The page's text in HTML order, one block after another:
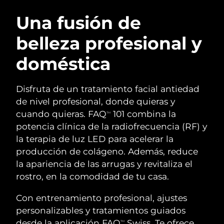
Una fusión de
belleza profesional y
doméstica
Disfruta de un tratamiento facial antiedad
de nivel profesional, donde quieras y
cuando quieras. FAQTM
101 combina la
potencia clínica de la radiofrecuencia (RF) y
la terapia de luz LED para acelerar la
producción de colágeno. Además, reduce
la apariencia de las arrugas y revitaliza el
rostro, en la comodidad de tu casa.
Con entrenamiento profesional, ajustes
personalizables y tratamientos guiados
TM
Limpieza facial
Anti-aging massage
LUNA™ 4 Plus
Massage, LED heating
LUNA™ 4 Men
Microcurrent toning
BEAR™ 2 go
Microcurrent toning on-the-go
BEAR™ 2 eyes & lips
Hidratación
UFO™ 3 pack
Deep facial hydration
Near-infrared and red light therapy
device
Cuidado bucal
issa™ 4
Hybrid silicone sonic toothbrush
Smart hybrid silicone sonic toothbrush
TRATAMIENTO ANTIEDAD FAQ™
Antiedad Tratamientos LED
NEW
Austria Entrega prevista
Baréin Entrega prevista11/8/26
Bélgica
Bermudas Entrega prevista16/8/26
Bosnia y Herzegovina Entrega prevista
Brunéi Entrega prevista15/8/26
Bulgaria Entrega prevista10/8/26
Canadá Entrega prevista
Chile Entrega prevista14/8/26